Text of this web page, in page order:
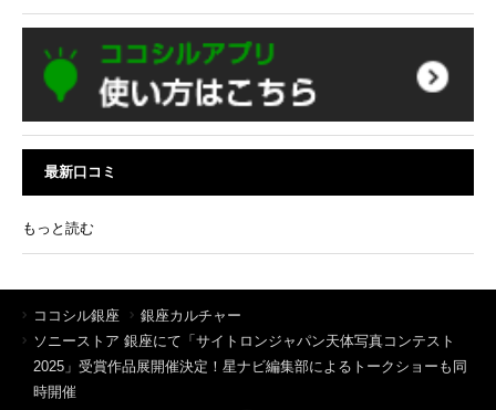
最新口コミ
もっと読む
ココシル銀座
銀座カルチャー
ソニーストア 銀座にて「サイトロンジャパン天体写真コンテスト
2025」受賞作品展開催決定！星ナビ編集部によるトークショーも同
時開催